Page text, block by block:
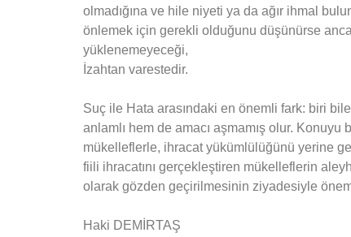
olmadığına ve hile niyeti ya da ağır ihmal
önlemek için gerekli olduğunu düşünürse
yüklenemeyeceği,
İzahtan varestedir.
Suç ile Hata arasındaki en önemli fark: biri
anlamlı hem de amacı aşmamış olur.
mükelleflerle, ihracat yükümlülüğünü yerine
fiili ihracatını gerçekleştiren mükelleflerin
olarak gözden geçirilmesinin ziyadesiyle
Haki DEMİRTAŞ